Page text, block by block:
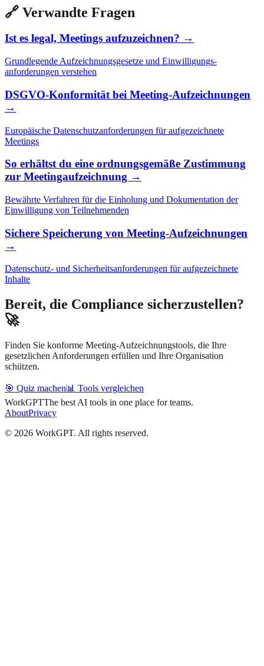
🔗 Verwandte Fragen
Ist es legal, Meetings aufzuzeichnen? →
Grundlegende Aufzeichnungs­gesetze und Einwilligungs­
anforderungen verstehen
DSGVO-Konformität bei Meeting-Aufzeichnungen
→
Europäische Datenschutzanforderungen für aufgezeichnete
Meetings
So erhältst du eine ordnungsgemäße Zustimmung
zur Meetingaufzeichnung →
Bewährte Verfahren für die Einholung und Dokumentation der
Einwilligung von Teilnehmenden
Sichere Speicherung von Meeting-Aufzeichnungen
→
Datenschutz- und Sicherheitsanforderungen für aufgezeichnete
Inhalte
Bereit, die Compliance sicherzustellen?
🚀
Finden Sie konforme Meeting-Aufzeichnungstools, die Ihre
gesetzlichen Anforderungen erfüllen und Ihre Organisation
schützen.
🎯 Quiz machen📊 Tools vergleichen
WorkGPTThe best AI tools in one place for teams.
AboutPrivacy
© 2026 WorkGPT. All rights reserved.